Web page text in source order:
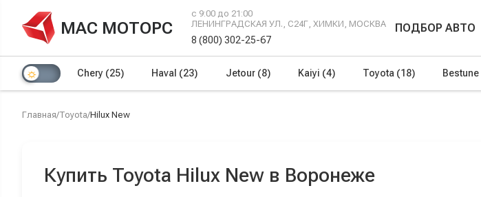
МАС МОТОРС
с 9:00 до 21:00
ЛЕНИНГРАДСКАЯ УЛ., С24Г, ХИМКИ, МОСКВА
8 (800) 302-25-67
ПОДБОР АВТО
Chery (25) Haval (23) Jetour (8) Kaiyi (4) Toyota (18) Bestune
Главная/Toyota/Hilux New
Купить Toyota Hilux New в Воронеже